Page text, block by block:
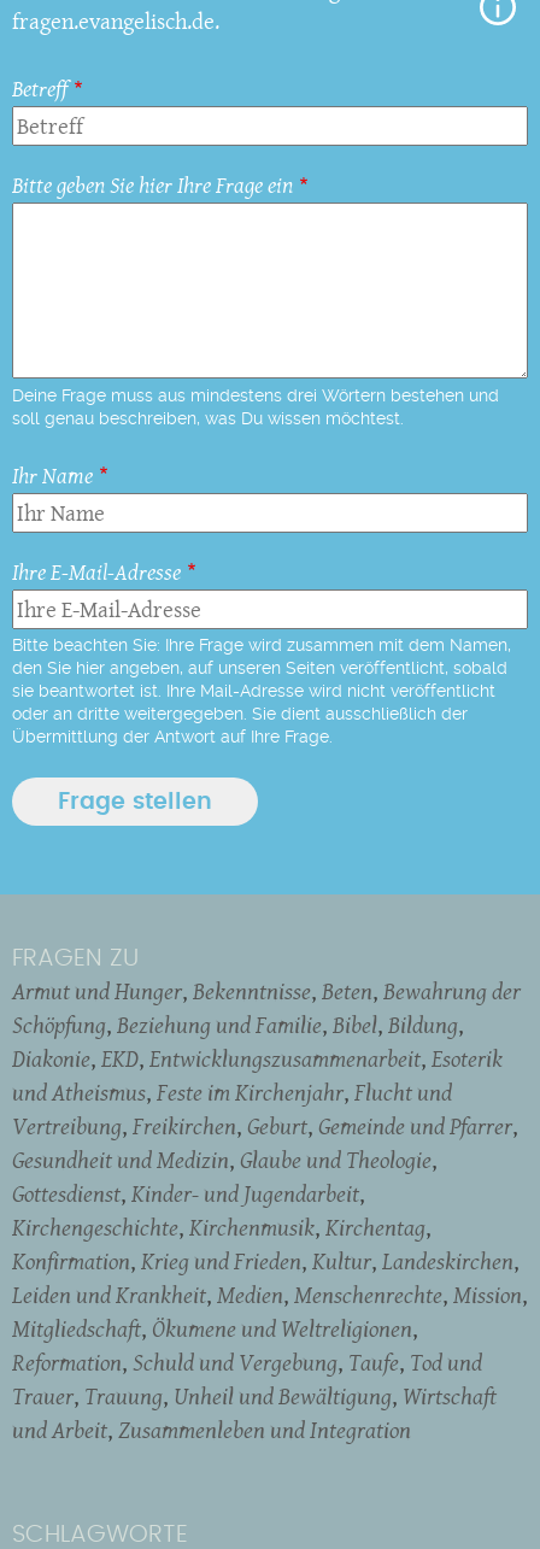
fragen.evangelisch.de.
Betreff
Bitte geben Sie hier Ihre Frage ein
Deine Frage muss aus mindestens drei Wörtern bestehen und
soll genau beschreiben, was Du wissen möchtest.
Ihr Name
Ihre E-Mail-Adresse
Bitte beachten Sie: Ihre Frage wird zusammen mit dem Namen,
den Sie hier angeben, auf unseren Seiten veröffentlicht, sobald
sie beantwortet ist. Ihre Mail-Adresse wird nicht veröffentlicht
oder an dritte weitergegeben. Sie dient ausschließlich der
Übermittlung der Antwort auf Ihre Frage.
FRAGEN ZU
Armut und Hunger Bekenntnisse Beten Bewahrung der
Schöpfung Beziehung und Familie Bibel Bildung
Diakonie EKD Entwicklungszusammenarbeit Esoterik
und Atheismus Feste im Kirchenjahr Flucht und
Vertreibung Freikirchen Geburt Gemeinde und Pfarrer
Gesundheit und Medizin Glaube und Theologie
Gottesdienst Kinder- und Jugendarbeit
Kirchengeschichte Kirchenmusik Kirchentag
Konfirmation Krieg und Frieden Kultur Landeskirchen
Leiden und Krankheit Medien Menschenrechte Mission
Mitgliedschaft Ökumene und Weltreligionen
Reformation Schuld und Vergebung Taufe Tod und
Trauer Trauung Unheil und Bewältigung Wirtschaft
und Arbeit Zusammenleben und Integration
SCHLAGWORTE